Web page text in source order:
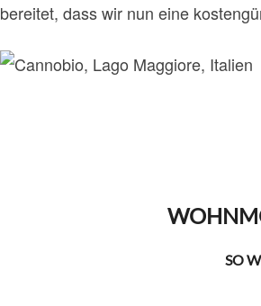
bereitet, dass wir nun eine
SO